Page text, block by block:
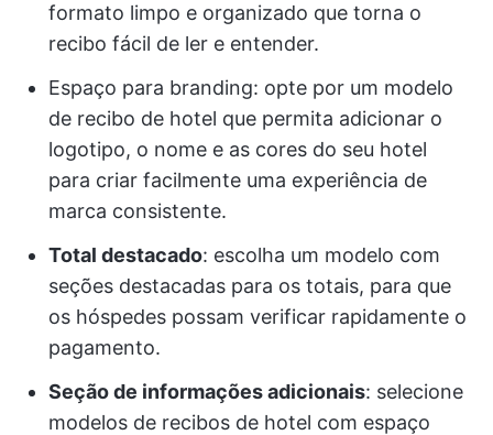
formato limpo e organizado que torna o
recibo fácil de ler e entender.
Espaço para branding: opte por um modelo
de recibo de hotel que permita adicionar o
logotipo, o nome e as cores do seu hotel
para criar facilmente uma experiência de
marca consistente.
Total destacado: escolha um modelo com
seções destacadas para os totais, para que
os hóspedes possam verificar rapidamente o
pagamento.
Seção de informações adicionais: selecione
modelos de recibos de hotel com espaço